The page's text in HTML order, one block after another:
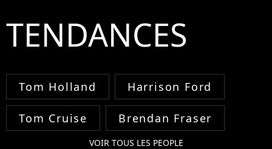
TENDANCES
Tom Holland Harrison Ford
Tom Cruise Brendan Fraser
VOIR TOUS LES PEOPLE